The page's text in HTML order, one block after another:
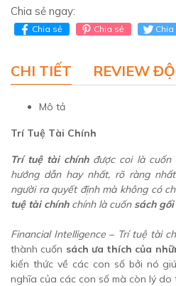
Chia sẻ ngay:
Chia sẻ Chia sẻ Chia
CHI TIẾT REVIEW
Mô tả
Trí Tuệ Tài Chính
Trí tuệ tài chínhđược coi là cuốn
hướng dẫn hay nhất, rõ ràng
người ra quyết định mà không có
tuệ tài chínhchính là cuốn sách
Financial Intelligence –Trí tuệ tài
thành cuốn sách ưa thích của
kiến thức về các con số bởi nó
nghĩa của các con số mà còn lý do